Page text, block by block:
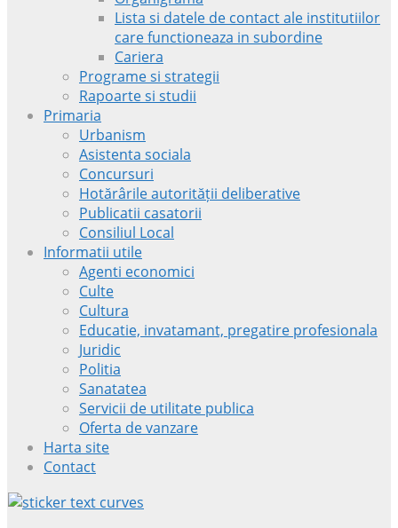
Lista si datele de contact ale institutiilor
care functioneaza in subordine
Cariera
Programe si strategii
Rapoarte si studii
Primaria
Urbanism
Asistenta sociala
Concursuri
Hotărârile autorității deliberative
Publicatii casatorii
Consiliul Local
Informatii utile
Agenti economici
Culte
Cultura
Educatie, invatamant, pregatire profesionala
Juridic
Politia
Sanatatea
Servicii de utilitate publica
Oferta de vanzare
Harta site
Contact